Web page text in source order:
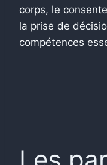
corps, le
la prise de
compétences